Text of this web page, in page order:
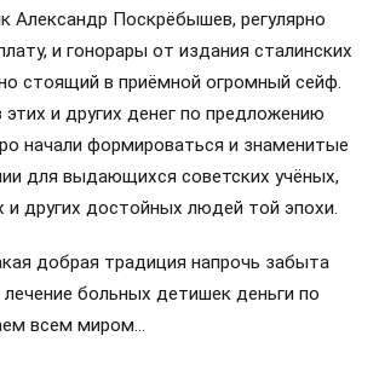
Александр Поскрёбышев, регулярно
и гонорары от издания сталинских
стоящий в приёмной огромный сейф.
этих и других денег по предложению
начали формироваться и знаменитые
для выдающихся советских учёных,
и других достойных людей той эпохи.
добрая традиция напрочь забыта
больных детишек деньги по
всем миром…